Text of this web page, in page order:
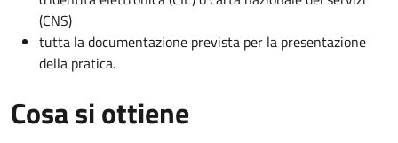
(CNS)
tutta la documentazione prevista per la presentazione
della pratica.
Cosa si ottiene